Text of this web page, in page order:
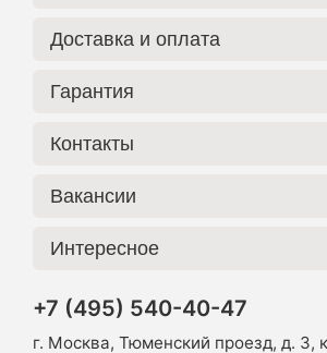
Доставка и оплата
Гарантия
Контакты
Вакансии
Интересное
+7 (495) 540-40-47
г. Москва, Тюменский проезд, д. 3,